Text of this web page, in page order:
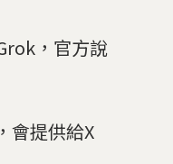
，官方說
會提供給X